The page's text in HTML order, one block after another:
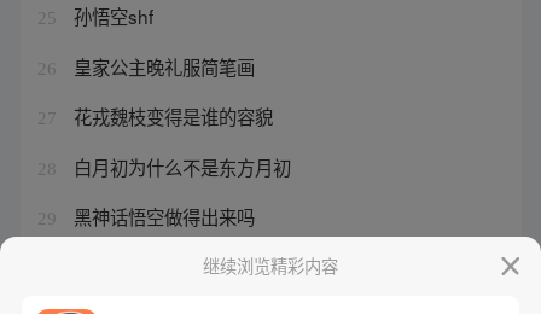
25 孙悟空shf
26 皇家公主晚礼服简笔画
27 花戎魏枝变得是谁的容貌
28 白月初为什么不是东方月初
29 黑神话悟空做得出来吗
诸葛青个人资料简介及家世
继续浏览精彩内容